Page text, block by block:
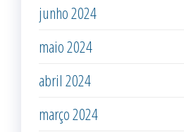
junho 2024
maio 2024
abril 2024
março 2024